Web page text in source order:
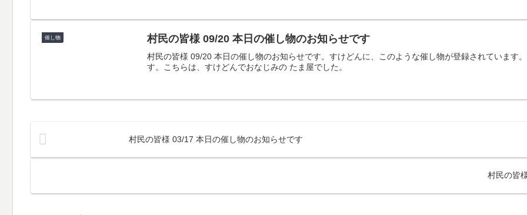
催し物 村民の皆様 09/20 本日の催し物のお知らせです
村民の皆様 09/20 本日の催し物のお知らせです。すけどんに、このような催し物が登録されています
す。こちらは、すけどんでおなじみの たま屋でした。
村民の皆様 03/17 本日の催し物のお知らせです
村民の皆